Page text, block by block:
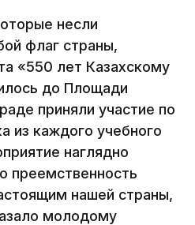
несли
флаг страны,
«550 лет Казахскому
до Площади
приняли участие по
из каждого учебного
наглядно
преемственность
нашей страны,
молодому